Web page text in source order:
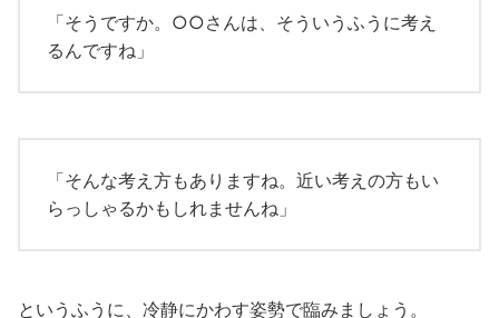
「そうですか。○○さんは、そういうふうに考え
るんですね」
「そんな考え方もありますね。近い考えの方もい
らっしゃるかもしれませんね」
というふうに、冷静にかわす姿勢で臨みましょう。